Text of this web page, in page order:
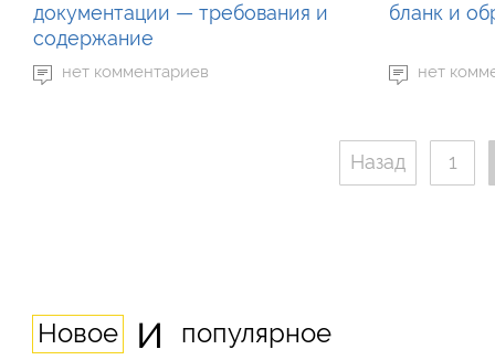
документации — требования и
содержание
нет комментариев
бланк и
нет
Назад 1
Новое и популярное